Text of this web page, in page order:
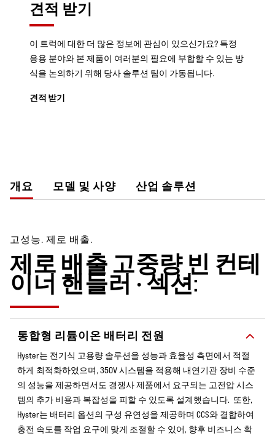
견적 받기
이 트럭에 대한 더 많은 정보에 관심이 있으신가요? 특정
응용 분야와 본 제품이 여러분의 필요에 부합할 수 있는 방
식을 논의하기 위해 당사 솔루션 팀이 가동됩니다.
견적 받기
개요 모델 및 사양 산업 솔루션
고성능. 제로 배출.
제로 배출 고중량 빈 컨테
이너 핸들러 • 섹션:
통합형 리튬이온 배터리 전원
Hyster는 전기식 고용량 솔루션을 성능과 효율성 측면에서 적절
하게 최적화하였으며, 350V 시스템을 적용해 내연기관 장비 수준
의 성능을 제공하면서도 경쟁사 제품에서 요구되는 고전압 시스
템의 추가 비용과 복잡성을 피할 수 있도록 설계했습니다. 또한,
Hyster는 배터리 옵션의 구성 유연성을 제공하며 CCS와 결합하여
충전 속도를 작업 요구에 맞게 조절할 수 있어, 향후 비즈니스 확